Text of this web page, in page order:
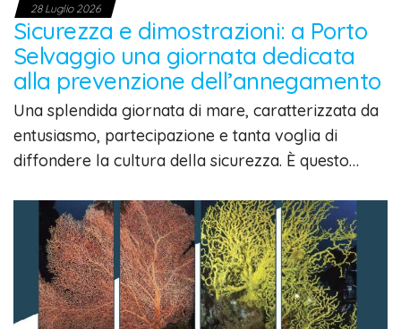
28 Luglio 2026
Sicurezza e dimostrazioni: a Porto
Selvaggio una giornata dedicata
alla prevenzione dell’annegamento
Una splendida giornata di mare, caratterizzata da
entusiasmo, partecipazione e tanta voglia di
diffondere la cultura della sicurezza. È questo…